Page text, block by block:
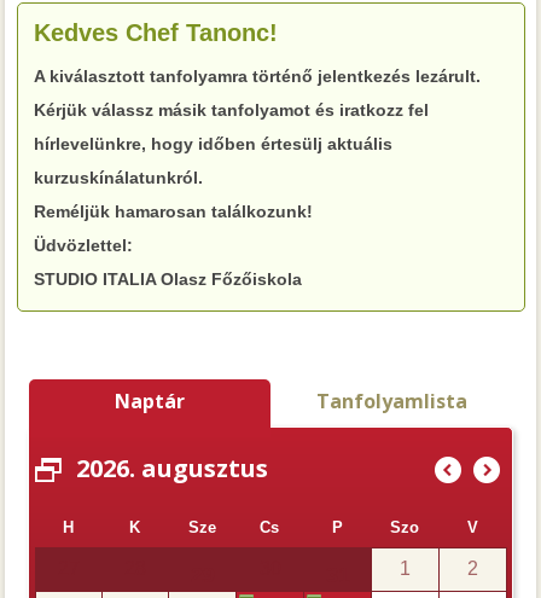
Kedves Chef Tanonc!
A kiválasztott tanfolyamra történő jelentkezés lezárult.
Kérjük válassz másik tanfolyamot és iratkozz fel
hírlevelünkre, hogy időben értesülj aktuális
kurzuskínálatunkról.
Reméljük hamarosan találkozunk!
Üdvözlettel:
STUDIO ITALIA Olasz Főzőiskola
Naptár Tanfolyamlista
2026. augusztus )
(
H K Sze Cs P Szo V
1 2